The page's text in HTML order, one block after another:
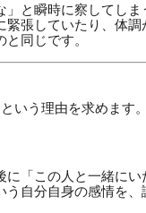
と瞬時に察してしま
張していたり、体調
同じです。
いう理由を求めます
「この人と一緒にい
自分自身の感情を、